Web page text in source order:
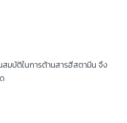
มบัติในการต้านสารฮีสตามีน จึง